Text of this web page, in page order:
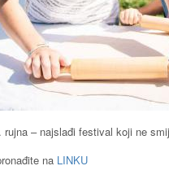
– najslađi festival koji ne
na LINKU